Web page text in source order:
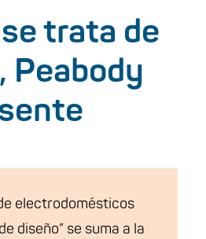
trata de
Peabody
electrodomésticos
diseño” se suma a la